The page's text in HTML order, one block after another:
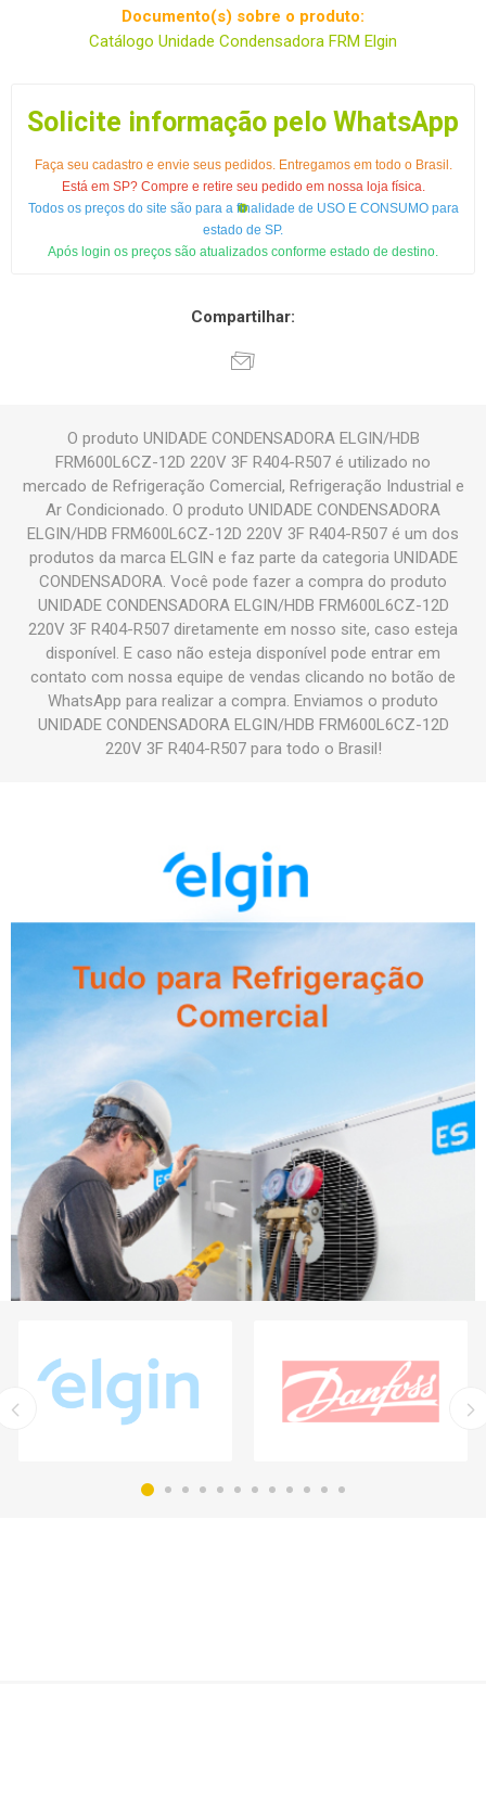
Documento(s) sobre o produto:
Catálogo Unidade Condensadora FRM Elgin
Solicite informação pelo WhatsApp
Faça seu cadastro e envie seus pedidos. Entregamos em todo o Brasil.
Está em SP? Compre e retire seu pedido em nossa loja física.
Todos os preços do site são para a finalidade de USO E CONSUMO para
estado de SP.
Após login os preços são atualizados conforme estado de destino.
Compartilhar:
O produto UNIDADE CONDENSADORA ELGIN/HDB
FRM600L6CZ-12D 220V 3F R404-R507 é utilizado no
mercado de Refrigeração Comercial, Refrigeração Industrial e
Ar Condicionado. O produto UNIDADE CONDENSADORA
ELGIN/HDB FRM600L6CZ-12D 220V 3F R404-R507 é um dos
produtos da marca ELGIN e faz parte da categoria UNIDADE
CONDENSADORA. Você pode fazer a compra do produto
UNIDADE CONDENSADORA ELGIN/HDB FRM600L6CZ-12D
220V 3F R404-R507 diretamente em nosso site, caso esteja
disponível. E caso não esteja disponível pode entrar em
contato com nossa equipe de vendas clicando no botão de
WhatsApp para realizar a compra. Enviamos o produto
UNIDADE CONDENSADORA ELGIN/HDB FRM600L6CZ-12D
220V 3F R404-R507 para todo o Brasil!